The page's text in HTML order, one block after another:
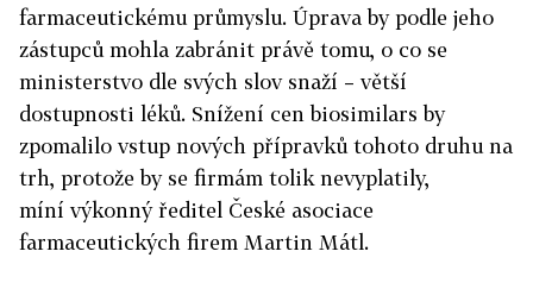
farmaceutickému průmyslu. Úprava by podle jeho
zástupců mohla zabránit právě tomu, o co se
ministerstvo dle svých slov snaží – větší
dostupnosti léků. Snížení cen biosimilars by
zpomalilo vstup nových přípravků tohoto druhu na
trh, protože by se firmám tolik nevyplatily,
míní výkonný ředitel České asociace
farmaceutických firem Martin Mátl.